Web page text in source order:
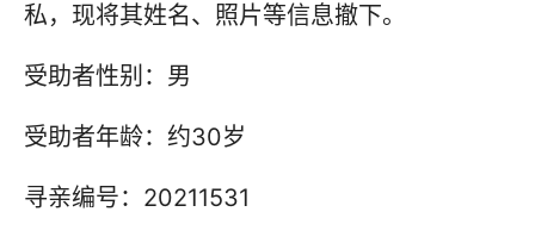
私，现将其姓名、照片等信息撤下。
受助者性别：男
受助者年龄：约30岁
寻亲编号：20211531